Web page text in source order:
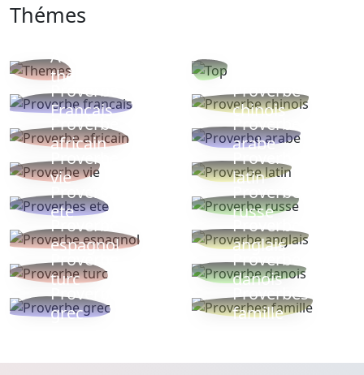
Thémes
Autres
thèmes
Proverbe
Français
Proverbe
chinois
Proverbe
africain
Proverbe
arabe
Proverbe
vie
Proverbe
latin
Proverbes
ete
Proverbe
russe
Proverbe
espagnol
Proverbe
anglais
Proverbe
turc
Proverbe
danois
Proverbe
grec
Proverbes
famille